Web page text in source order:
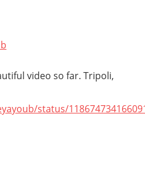
video so far. Tripoli,
status/